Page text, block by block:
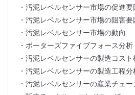
・汚泥レベルセンサー市場の促進要
・汚泥レベルセンサー市場の阻害要
・汚泥レベルセンサー市場の動向
・ポーターズファイブフォース分析
・汚泥レベルセンサーの製造コス
・汚泥レベルセンサーの製造工程分
・汚泥レベルセンサーの産業チェー